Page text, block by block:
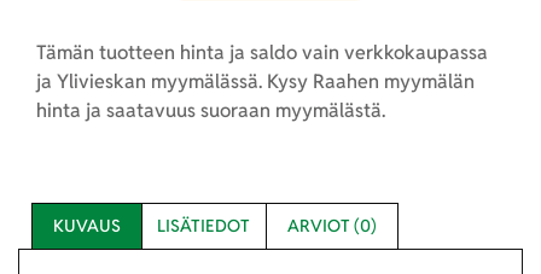
Tämän tuotteen hinta ja saldo vain verkkokaupassa
ja Ylivieskan myymälässä. Kysy Raahen myymälän
hinta ja saatavuus suoraan myymälästä.
KUVAUS LISÄTIEDOT ARVIOT (0)